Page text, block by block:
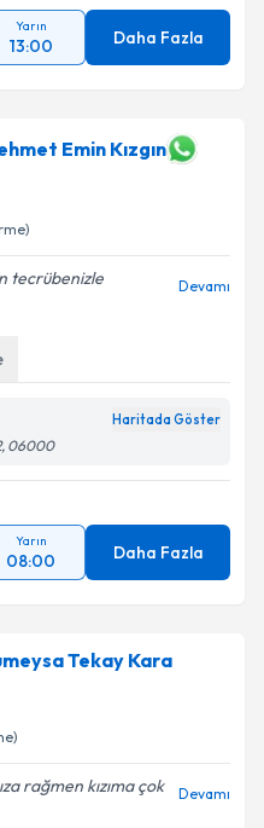
Yarın
13:00 Daha Fazla
Emin Kızgın
tecrübenizle
Devamı
Haritada Göster
06000
Yarın
08:00 Daha Fazla
Tekay Kara
rağmen kızıma çok
Devamı